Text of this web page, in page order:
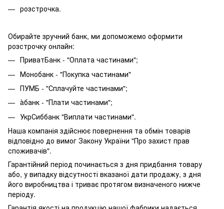
розстрочка.
Обирайте зручний банк, ми допоможемо оформити
розстрочку онлайн:
ПриватБанк - "Оплата частинами";
Монобанк - "Покупка частинами"
ПУМБ - "Сплачуйте частинами";
àбанк - "Плати частинами";
УкрСиббанк "Виплати частинами".
Наша компанія здійснює повернення та обмін товарів
відповідно до вимог Закону України "Про захист прав
споживачів".
Гарантійний період починається з дня придбання товару
або, у випадку відсутності вказаної дати продажу, з дня
його виробництва і триває протягом визначеного нижче
періоду.